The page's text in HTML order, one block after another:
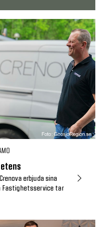
erbjuda sina
Fastighetsservice tar